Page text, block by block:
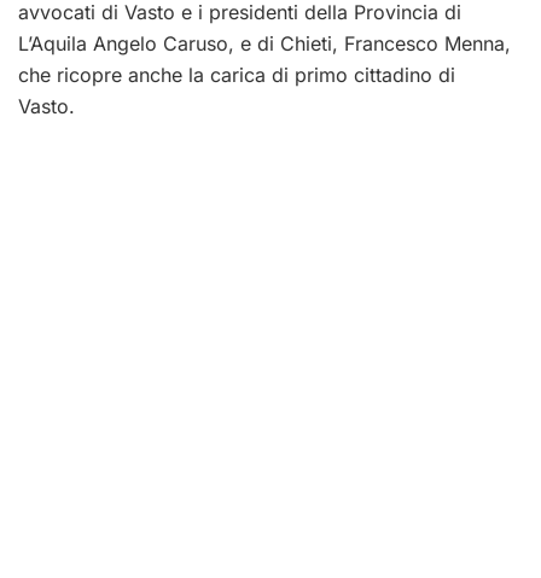
avvocati di Vasto e i presidenti della Provincia di
L’Aquila Angelo Caruso, e di Chieti, Francesco Menna,
che ricopre anche la carica di primo cittadino di
Vasto.